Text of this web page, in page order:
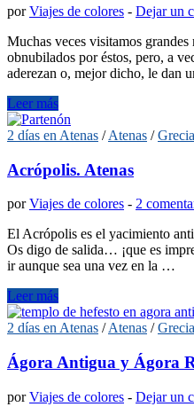
porViajes de colores - Dejar un
Muchas veces visitamos
obnubilados por éstos, pero, a
aderezan o, mejor dicho, le dan
Leer más
2 días en Atenas /Atenas /Grecia
Acrópolis. Atenas
porViajes de colores - 2
El Acrópolis es el yacimiento
Os digo de salida… ¡que es
ir aunque sea una vez en la …
Leer más
2 días en Atenas /Atenas /Grecia
Ágora Antigua y Ágora
porViajes de colores - Dejar un